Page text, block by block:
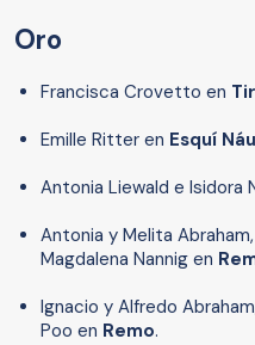
Oro
Francisca Crovetto en
Emille Ritter en Esquí
Antonia Liewald e Isidora
Antonia y Melita
Magdalena Nannig en
Ignacio y Alfredo
Poo en Remo.